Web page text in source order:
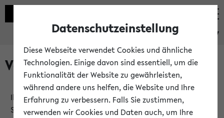
eKVV
Verlauf
Ihr Verlauf ist leer. Er wird sich im Verlauf Ihrer eKVV
Sitzung füllen.
Datenschutzeinstellung
Diese Webseite verwendet Cookies und ähnliche
Technologien. Einige davon sind essentiell, um die
Funktionalität der Website zu gewährleisten,
während andere uns helfen, die Website und Ihre
Erfahrung zu verbessern. Falls Sie zustimmen,
verwenden wir Cookies und Daten auch, um Ihre